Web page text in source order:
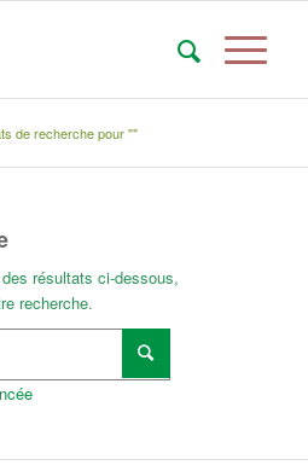
de recherche pour ""
résultats ci-dessous,
recherche.